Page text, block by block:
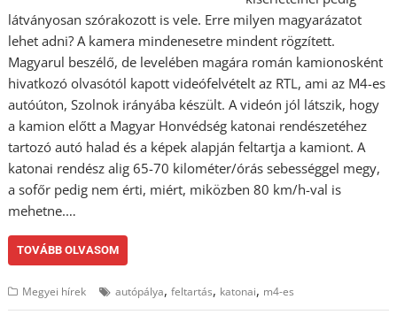
látványosan szórakozott is vele. Erre milyen magyarázatot
lehet adni? A kamera mindenesetre mindent rögzített.
Magyarul beszélő, de levelében magára román kamionosként
hivatkozó olvasótól kapott videófelvételt az RTL, ami az M4-es
autóúton, Szolnok irányába készült. A videón jól látszik, hogy
a kamion előtt a Magyar Honvédség katonai rendészetéhez
tartozó autó halad és a képek alapján feltartja a kamiont. A
katonai rendész alig 65-70 kilométer/órás sebességgel megy,
a sofőr pedig nem érti, miért, miközben 80 km/h-val is
mehetne.…
TOVÁBB OLVASOM
Megyei hírek autópálya,feltartás, katonai, m4-es